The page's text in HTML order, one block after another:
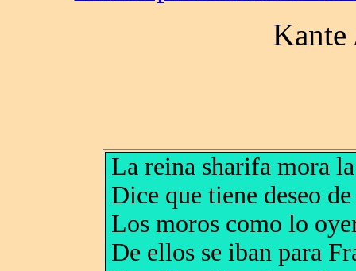
La reina sharifa mora
Dice que tiene deseo
Los moros como lo
De ellos se iban para